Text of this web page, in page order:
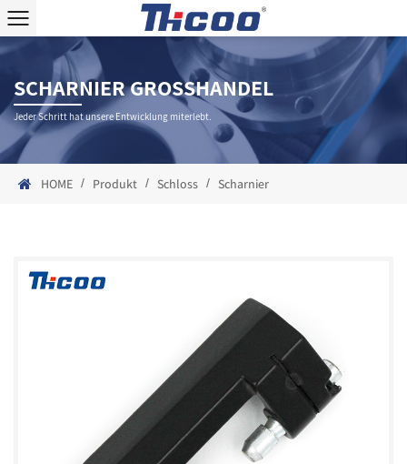
SCHARNIER GROSSHANDEL
Jeder Schritt hat unsere Entwicklung miterlebt.
HOME / Produkt / Schloss / Scharnier